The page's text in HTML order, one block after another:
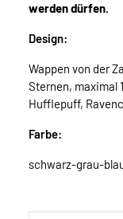
werden dürfen.
Design:
Wappen von der
Sternen, maximal
Hufflepuff,
Farbe:
schwarz-grau-